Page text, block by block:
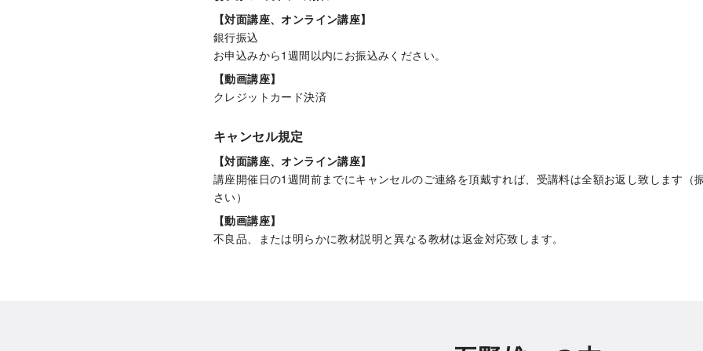
【対面講座、オンライン講座】
銀行振込
お申込みから1週間以内にお振込みください。
【動画講座】
クレジットカード決済
キャンセル規定
【対面講座、オンライン講座】
講座開催日の1週間前までにキャンセルのご連絡を頂戴すれば、受講料は全額お返し致します（
さい）
【動画講座】
不良品、または明らかに教材説明と異なる教材は返金対応致します。